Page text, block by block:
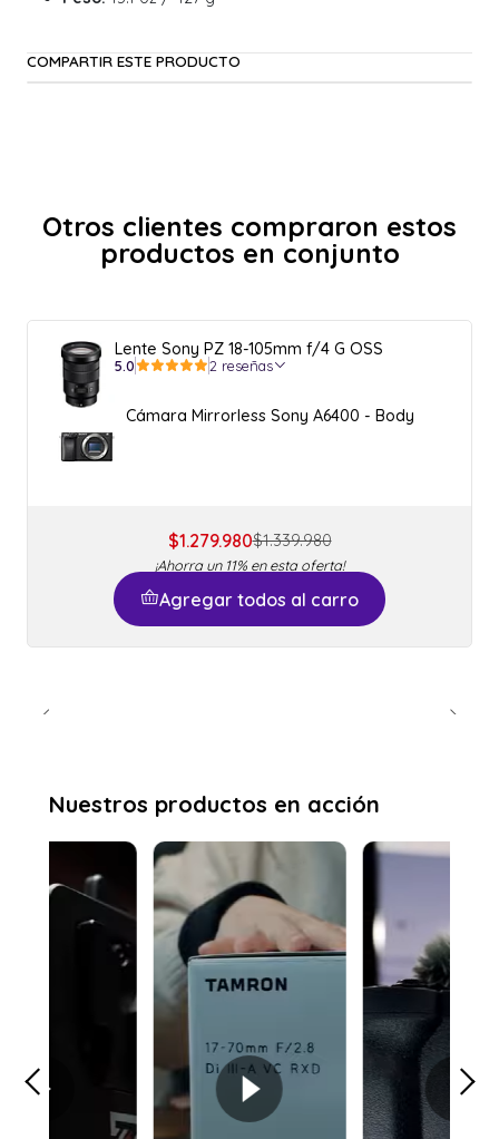
COMPARTIR ESTE PRODUCTO
Otros clientes compraron estos
productos en conjunto
Lente Sony PZ 18-105mm f/4 G OSS
5.0 2 reseñas
Cámara Mirrorless Sony A6400 - Body
$1.279.980$1.339.980
¡Ahorra un 11% en esta oferta!
Agregar todos al carro